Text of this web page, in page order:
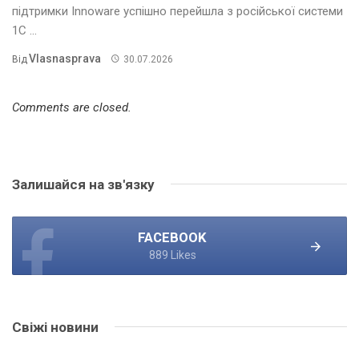
підтримки Innoware успішно перейшла з російської системи
1С ...
Від Vlasnasprava 30.07.2026
Comments are closed.
Залишайся на зв'язку
FACEBOOK
889 Likes
Свіжі новини